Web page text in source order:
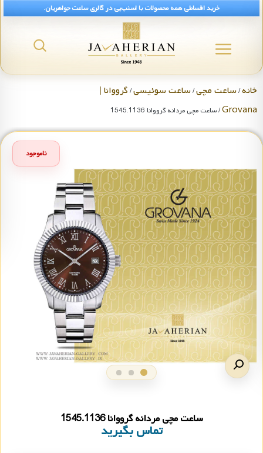
خرید اقساطی همه محصولات با اسنپ‌پی در گالری ساعت جواهریان.
خانه/ساعت مچی/ساعت سوئیسی/ گرووانا |
Grovana/ ساعت مچی مردانه گرووانا 1545.1136
ناموجود
ساعت مچی مردانه گرووانا 1545.1136
تماس بگیرید